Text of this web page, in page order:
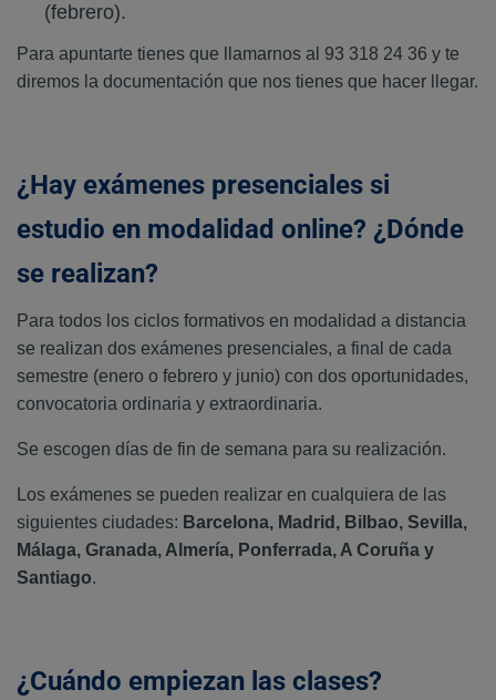
(febrero).
Para apuntarte tienes que llamarnos al 93 318 24 36 y te
diremos la documentación que nos tienes que hacer llegar.
¿Hay exámenes presenciales si
estudio en modalidad online? ¿Dónde
se realizan?
Para todos los ciclos formativos en modalidad a distancia
se realizan dos exámenes presenciales, a final de cada
semestre (enero o febrero y junio) con dos oportunidades,
convocatoria ordinaria y extraordinaria.
Se escogen días de fin de semana para su realización.
Los exámenes se pueden realizar en cualquiera de las
siguientes ciudades: Barcelona, Madrid, Bilbao, Sevilla,
Málaga, Granada, Almería, Ponferrada, A Coruña y
Santiago.
¿Cuándo empiezan las clases?